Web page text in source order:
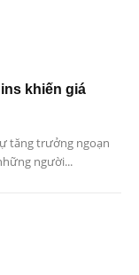
khiến giá
tăng trưởng ngoạn
người...